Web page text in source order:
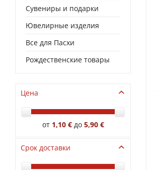
Сувениры и подарки
Ювелирные изделия
Все для Пасхи
Рождественские товары
Цена
от 1,10 € до 5,90 €
Срок доставки